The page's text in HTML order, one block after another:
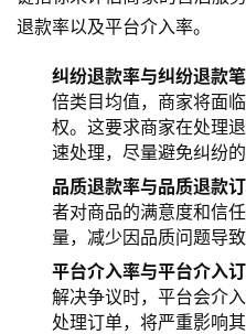
退款率以及平台介入率。
纠纷退款率与纠纷退款
倍类目均值，商家将面
权。这要求商家在处理
速处理，尽量避免纠纷的
品质退款率与品质退款
者对商品的满意度和信
量，减少因品质问题导致
平台介入率与平台介入
解决争议时，平台会介
处理订单，将严重影响